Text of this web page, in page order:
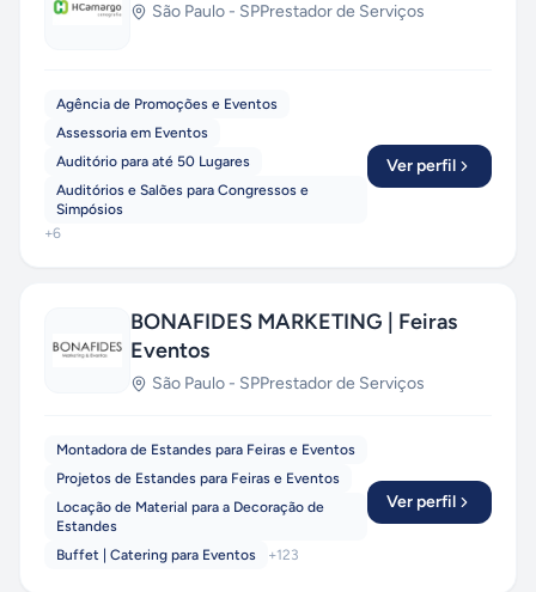
São Paulo - SPPrestador de Serviços
Agência de Promoções e Eventos
Assessoria em Eventos
Auditório para até 50 Lugares
Auditórios e Salões para Congressos e
Simpósios
+6
Ver perfil
BONAFIDES MARKETING | Feiras
Eventos
São Paulo - SPPrestador de Serviços
Montadora de Estandes para Feiras e Eventos
Projetos de Estandes para Feiras e Eventos
Locação de Material para a Decoração de
Estandes
Buffet | Catering para Eventos
+123
Ver perfil